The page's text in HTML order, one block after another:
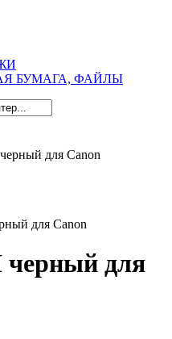
БУМАГА, ФАЙЛЫ
для Canon
черный для